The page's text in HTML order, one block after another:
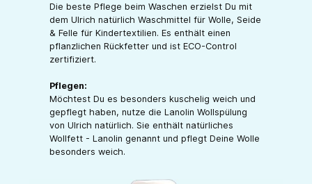
Die beste Pflege beim Waschen erzielst Du mit
dem Ulrich natürlich Waschmittel für Wolle, Seide
& Felle für Kindertextilien. Es enthält einen
pflanzlichen Rückfetter und ist ECO-Control
zertifiziert.
Pflegen:
Möchtest Du es besonders kuschelig weich und
gepflegt haben, nutze die Lanolin Wollspülung
von Ulrich natürlich. Sie enthält natürliches
Wollfett - Lanolin genannt und pflegt Deine Wolle
besonders weich.